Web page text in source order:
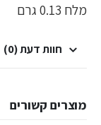
מלח 0.13 גרם
חוות דעת (0)
מוצרים קשורים